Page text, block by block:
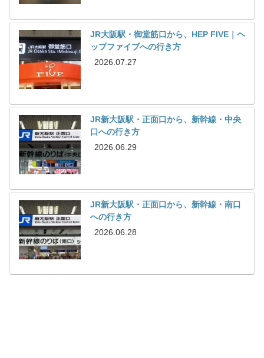
JR大阪駅・御堂筋口から、HEP FIVE｜ヘ
ップファイブへの行き方
2026.07.27
JR新大阪駅・正面口から、新幹線・中央
口への行き方
2026.06.29
JR新大阪駅・正面口から、新幹線・南口
への行き方
2026.06.28